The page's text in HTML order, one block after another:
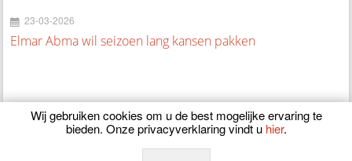
23-03-2026
Elmar Abma wil seizoen lang kansen pakken
Wij gebruiken cookies om u de best mogelijke ervaring te
bieden. Onze privacyverklaring vindt u hier.